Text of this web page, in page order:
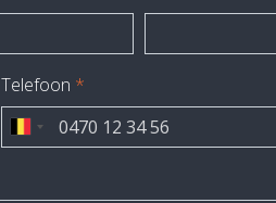
Telefoon *